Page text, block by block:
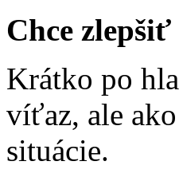
Chce
Krátko po
víťaz, ale
situácie.